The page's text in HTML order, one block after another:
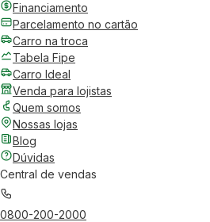
Financiamento
Parcelamento no cartão
Carro na troca
Tabela Fipe
Carro Ideal
Venda para lojistas
Quem somos
Nossas lojas
Blog
Dúvidas
Central de vendas
0800-200-2000